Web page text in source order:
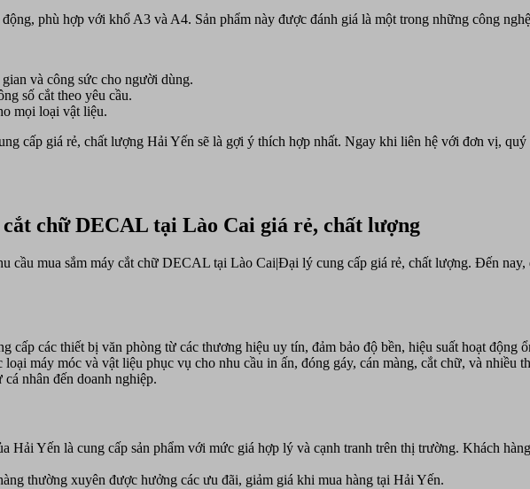
phù hợp với khổ A3 và A4. Sản phẩm này được đánh giá là một trong những công
và công sức cho người dùng.
số cắt theo yêu cầu.
mọi loại vật liệu.
cấp giá rẻ, chất lượng Hải Yến sẽ là gợi ý thích hợp nhất. Ngay khi liên hệ với đơn vị,
chữ DECAL tại Lào Cai giá rẻ, chất lượng
cầu mua sắm máy cắt chữ DECAL tại Lào Cai|Đại lý cung cấp giá rẻ, chất lượng. Đến
cấp các thiết bị văn phòng từ các thương hiệu uy tín, đảm bảo độ bền, hiệu suất hoạt động
máy móc và vật liệu phục vụ cho nhu cầu in ấn, đóng gáy, cán màng, cắt chữ, và nhiều
nhân đến doanh nghiệp.
Hải Yến là cung cấp sản phẩm với mức giá hợp lý và cạnh tranh trên thị trường. Khách
thường xuyên được hưởng các ưu đãi, giảm giá khi mua hàng tại Hải Yến.